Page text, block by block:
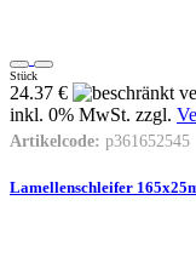
Stück
24.37 €
inkl. 0% MwSt. zzgl.
Artikelcode: p361652545
Lamellenschleifer